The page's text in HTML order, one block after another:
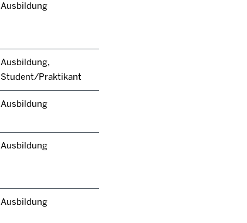
Ausbildung
Ausbildung,
Student/Praktikant
Ausbildung
Ausbildung
Ausbildung